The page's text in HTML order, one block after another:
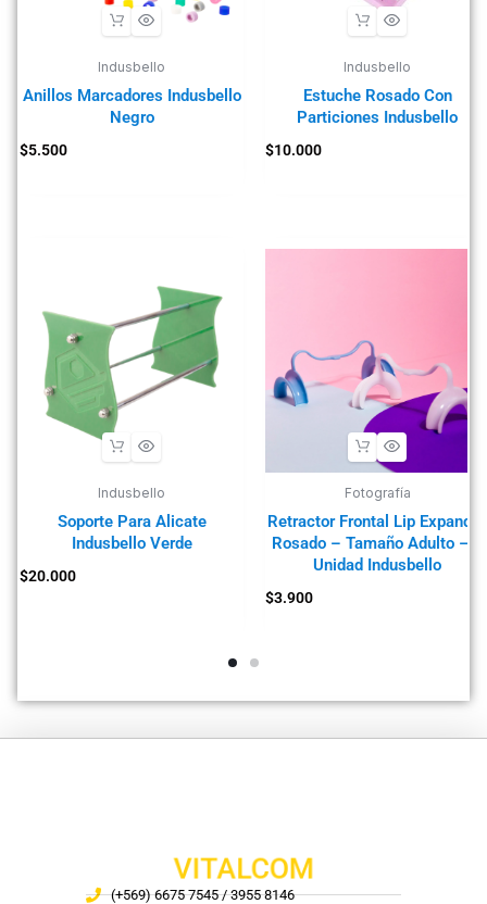
Indusbello
Anillos Marcadores Indusbello
Negro
$5.500
Indusbello
Estuche Rosado Con
Particiones Indusbello
$10.000
Indusbello
Soporte Para Alicate
Indusbello Verde
$20.000
Fotografía
Retractor Frontal Lip Expand –
Rosado – Tamaño Adulto – 1
Unidad Indusbello
$3.900
VITALCOM
(+569) 6675 7545 / 3955 8146